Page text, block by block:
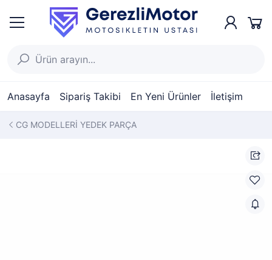
Anasayfa Sipariş Takibi En Yeni Ürünler İletişim
CG MODELLERİ YEDEK PARÇA